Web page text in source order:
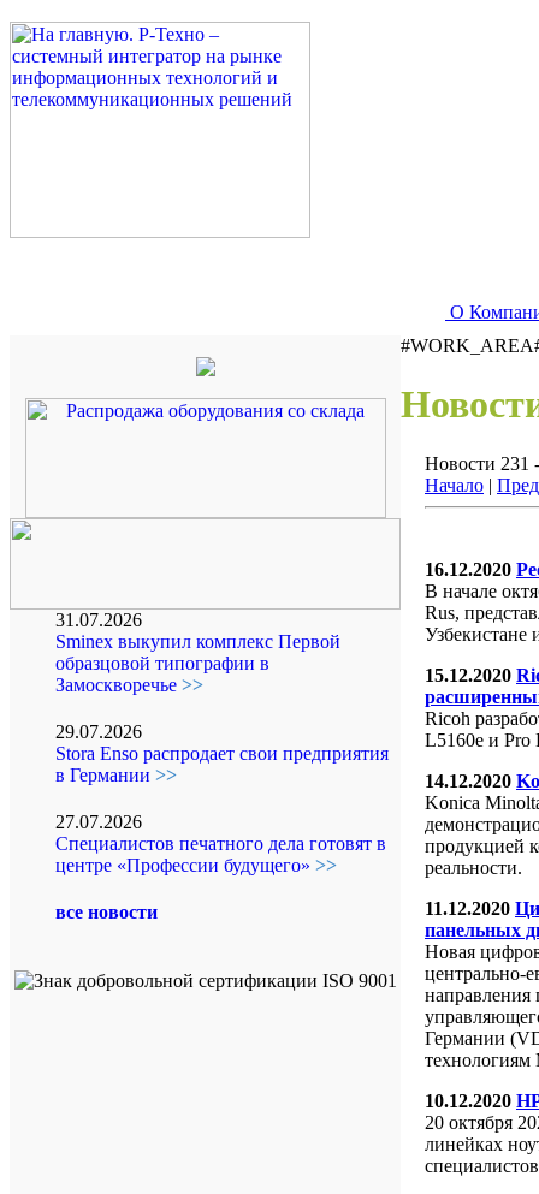
О
31.07.2026
Sminex выкупил комплекс Первой
образцовой типографии в
Замоскворечье >>
29.07.2026
Stora Enso распродает свои предприятия
в Германии >>
27.07.2026
Специалистов печатного дела готовят в
центре «Профессии будущего» >>
все новости
Новости 231
Начало |
16.12.2020
В начале
Rus,
Узбекистане
15.12.2020
Ricoh
L5160e и Pro
14.12.2020
Konica
продукцией
реальности.
11.12.2020
панельных
Новая
центрально-
направления
Германии
технологиям
10.12.2020
20 октября
линейках